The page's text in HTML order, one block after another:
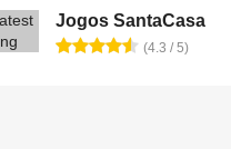
Jogos SantaCasa
(4.3 / 5)